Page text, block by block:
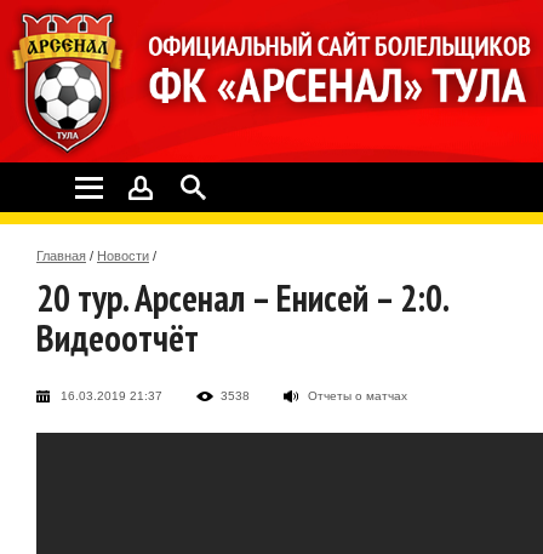
Главная / Новости /
20 тур. Арсенал – Енисей – 2:0.
Видеоотчёт
16.03.2019 21:37 3538 Отчеты о матчах